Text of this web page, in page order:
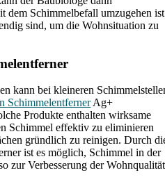
dem Schimmelbefall umzugehen ist
sind, um die Wohnsituation zu
kann bei kleineren
SchimmelentfernerAg+
Produkte enthalten wirksame
Schimmel effektiv zu eliminieren
gründlich zu reinigen. Durch
ist es möglich, Schimmel in der
zur Verbesserung der Wohnqualität